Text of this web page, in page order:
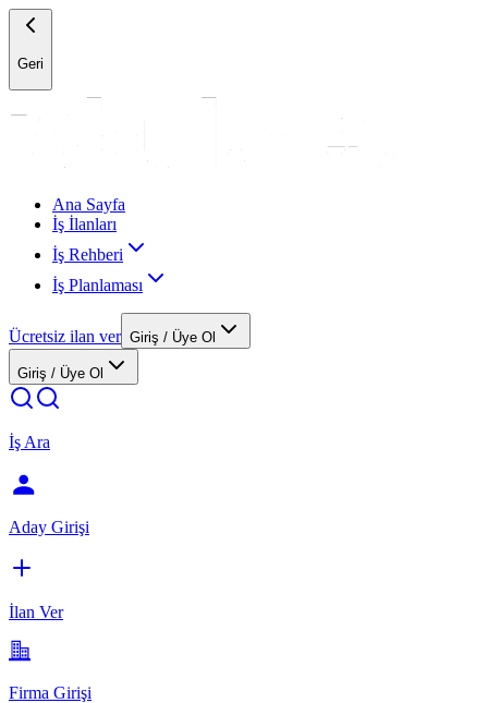
Geri
Ana Sayfa
İş İlanları
İş Rehberi
İş Planlaması
Ücretsiz ilan ver Giriş / Üye Ol
Giriş / Üye Ol
İş Ara
Aday Girişi
İlan Ver
Firma Girişi